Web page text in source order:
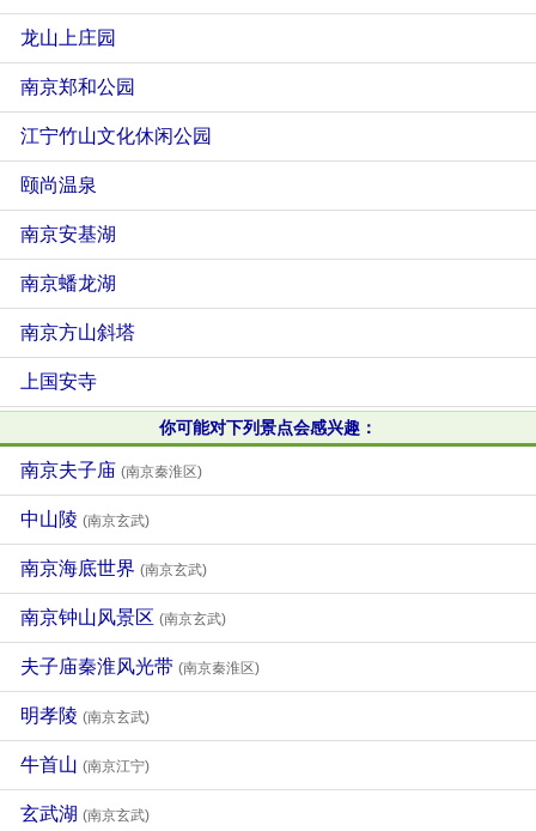
龙山上庄园
南京郑和公园
江宁竹山文化休闲公园
颐尚温泉
南京安基湖
南京蟠龙湖
南京方山斜塔
上国安寺
你可能对下列景点会感兴趣：
南京夫子庙 (南京秦淮区)
中山陵 (南京玄武)
南京海底世界 (南京玄武)
南京钟山风景区 (南京玄武)
夫子庙秦淮风光带 (南京秦淮区)
明孝陵 (南京玄武)
牛首山 (南京江宁)
玄武湖 (南京玄武)